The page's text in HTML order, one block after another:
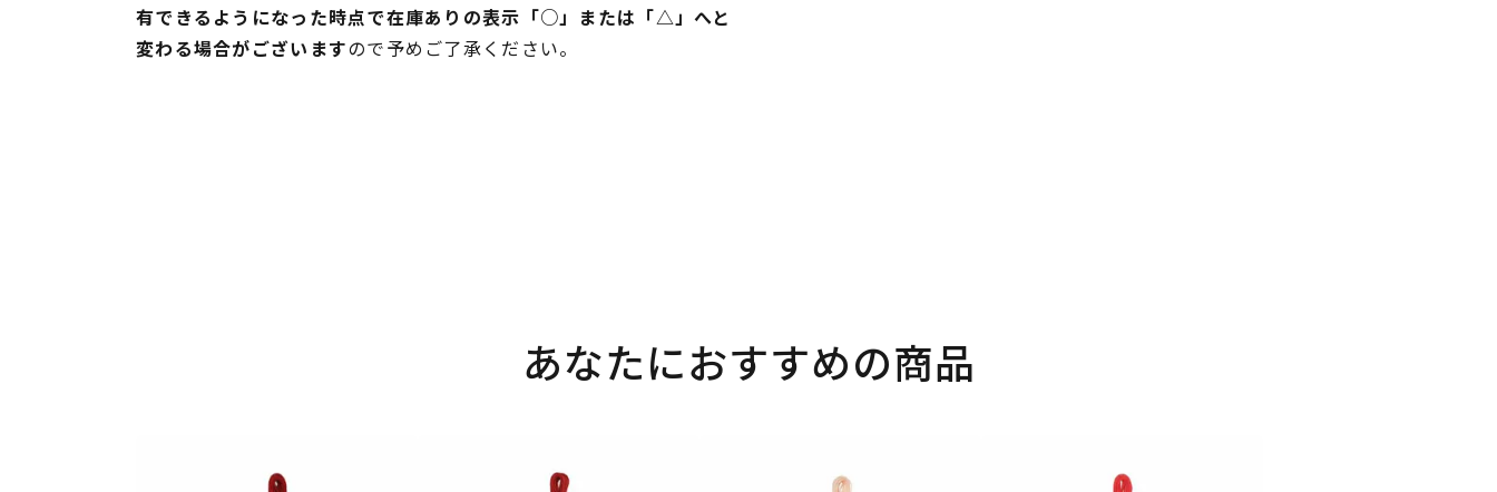
有できるようになった時点で在庫ありの表示「○」または「△」へと
変わる場合がございますので予めご了承ください。
あなたにおすすめの商品